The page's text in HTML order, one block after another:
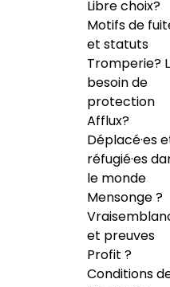
Libre choix?
Motifs de
et statuts
Tromperie?
besoin de
protection
Afflux?
Déplacé·es
réfugié·es
le monde
Mensonge ?
et preuves
Profit ?
Conditions